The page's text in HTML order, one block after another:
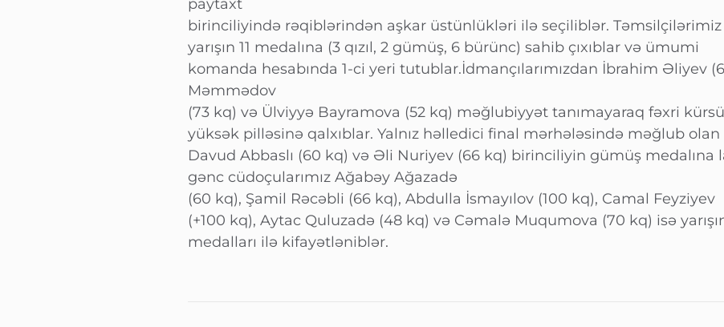
paytaxt
birinciliyində rəqiblərindən aşkar üstünlükləri ilə seçiliblər. Təmsilçilərimiz
yarışın 11 medalına (3 qızıl, 2 gümüş, 6 bürünc) sahib çıxıblar və ümumi
komanda hesabında 1-ci yeri tutublar.İdmançılarımızdan İbrahim Əliyev
Məmmədov
(73 kq) və Ülviyyə Bayramova (52 kq) məğlubiyyət tanımayaraq fəxri
yüksək pilləsinə qalxıblar. Yalnız həlledici final mərhələsində məğlub olan
Davud Abbaslı (60 kq) və Əli Nuriyev (66 kq) birinciliyin gümüş medalına
gənc cüdoçularımız Ağabəy Ağazadə
(60 kq), Şamil Rəcəbli (66 kq), Abdulla İsmayılov (100 kq), Camal Feyziyev
(+100 kq), Aytac Quluzadə (48 kq) və Cəmalə Muqumova (70 kq) isə
medalları ilə kifayətləniblər.